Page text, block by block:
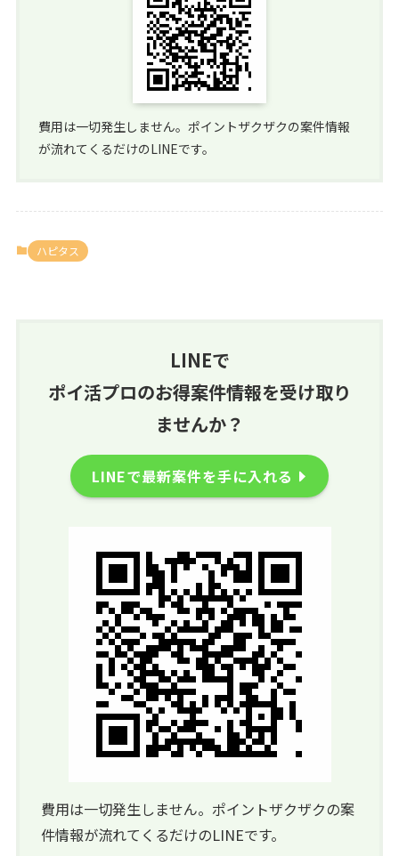
費用は一切発生しません。ポイントザクザクの案件情報
が流れてくるだけのLINEです。
ハピタス
LINEで
ポイ活プロのお得案件情報を受け取り
ませんか？
LINEで最新案件を手に入れる
費用は一切発生しません。ポイントザクザクの案
件情報が流れてくるだけのLINEです。